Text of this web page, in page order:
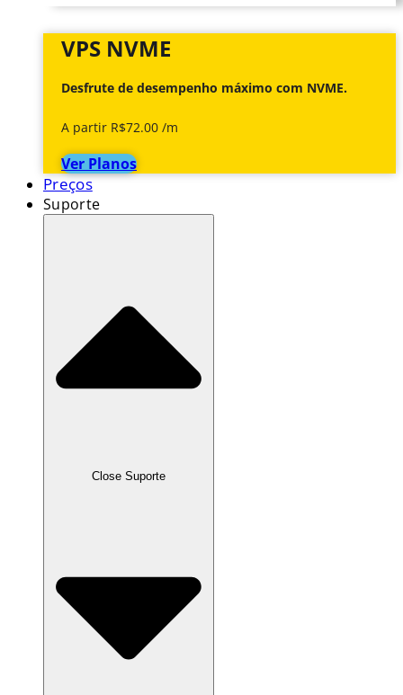
VPS NVME
Desfrute de desempenho máximo com NVME.
A partir R$72.00 /m
Ver Planos
Preços
Suporte
Close Suporte